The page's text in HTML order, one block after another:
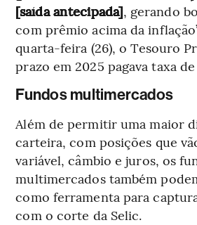
[saída antecipada], gerando
com prêmio acima da
quarta-feira (26), o Tesouro
prazo em 2025 pagava taxa de
Fundos multimercados
Além de permitir uma maior
carteira, com posições que
variável, câmbio e juros, os
multimercados também
como ferramenta para
com o corte da Selic.